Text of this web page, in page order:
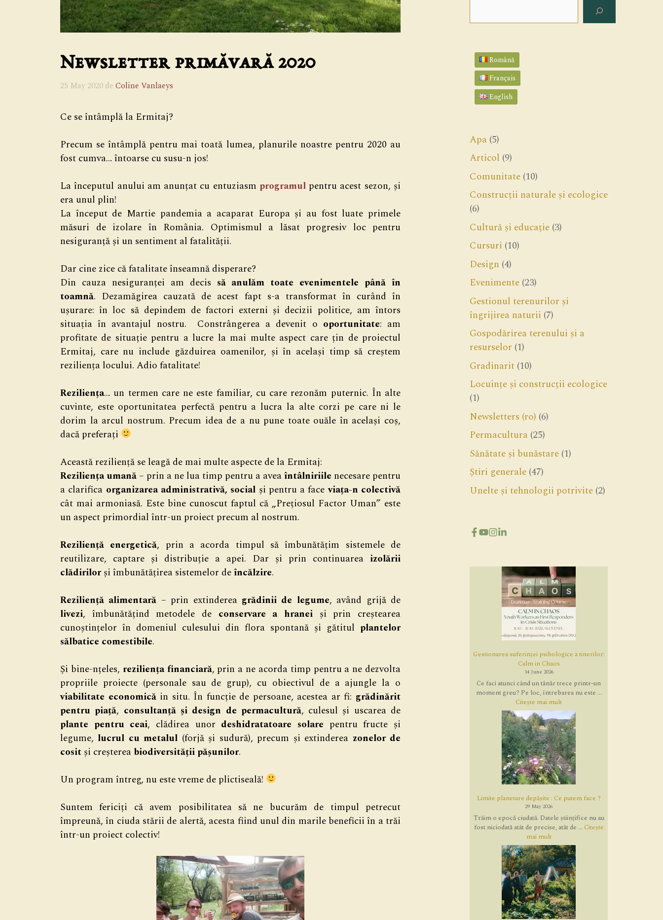
Newsletter primăvară 2020
25 May 2020 de Coline Vanlaeys
Ce se întâmplă la Ermitaj?
Precum se întâmplă pentru mai toată lumea, planurile noastre pentru 2020 au
fost cumva… întoarse cu susu-n jos!
La începutul anului am anunțat cu entuziasm programul pentru acest sezon, și
era unul plin!
La început de Martie pandemia a acaparat Europa și au fost luate primele
măsuri de izolare în România. Optimismul a lăsat progresiv loc pentru
nesiguranță și un sentiment al fatalității.
Dar cine zice că fatalitate înseamnă disperare?
Din cauza nesiguranței am decis să anulăm toate evenimentele până în
toamnă. Dezamăgirea cauzată de acest fapt s-a transformat în curând în
ușurare: în loc să depindem de factori externi și decizii politice, am întors
situația în avantajul nostru. Constrângerea a devenit o oportunitate: am
profitate de situație pentru a lucre la mai multe aspect care țin de proiectul
Ermitaj, care nu include găzduirea oamenilor, și în același timp să creștem
reziliența locului. Adio fatalitate!
Reziliența… un termen care ne este familiar, cu care rezonăm puternic. În alte
cuvinte, este oportunitatea perfectă pentru a lucra la alte corzi pe care ni le
dorim la arcul nostrum. Precum idea de a nu pune toate ouăle în același coș,
dacă preferați
Această reziliență se leagă de mai multe aspecte de la Ermitaj:
Reziliența umană – prin a ne lua timp pentru a aveaîntâlniriile necesare pentru
a clarifica organizarea administrativă, social și pentru a faceviața-n colectivă
cât mai armoniasă. Este bine cunoscut faptul că „Prețiosul Factor Uman” este
un aspect primordial într-un proiect precum al nostrum.
Reziliență energetică, prin a acorda timpul să îmbunătățim sistemele de
reutilizare, captare și distribuție a apei. Dar și prin continuarea izolării
clădirilorși îmbunătățirea sistemelor deîncălzire.
Reziliență alimentară – prin extinderea grădinii de legume, având grijă de
livezi, îmbunătățind metodele de conservare a hranei și prin creștearea
cunoștințelor în domeniul culesului din flora spontană și gătitul plantelor
sălbatice comestibile.
Și bine-nțeles, reziliența financiară, prin a ne acorda timp pentru a ne dezvolta
propriile proiecte (personale sau de grup), cu obiectivul de a ajungle la o
viabilitate economicăin situ. În funcție de persoane, acestea ar fi: grădinărit
pentru piață, consultanță și design de permacultură, culesul și uscarea de
plante pentru ceai, clădirea unor deshidratatoare solare pentru fructe și
legume,lucrul cu metalul (forjă și sudură), precum și extinderea zonelor de
cosit și creșterea biodiversității pășunilor.
Un program întreg, nu este vreme de plictiseală!
Suntem fericiți că avem posibilitatea să ne bucurăm de timpul petrecut
împreună, în ciuda stării de alertă, acesta fiind unul din marile beneficii în a trăi
într-un proiect colectiv!
Română
Français
English
Apa (5)
Articol (9)
Comunitate (10)
Construcții naturale și ecologice
(6)
Cultură și educație (3)
Cursuri (10)
Design (4)
Evenimente (23)
Gestionul terenurilor și
îngrijirea naturii (7)
Gospodărirea terenului și a
resurselor (1)
Gradinarit (10)
Locuințe și construcții ecologice
(1)
Newsletters (ro) (6)
Permacultura (25)
Sănătate și bunăstare (1)
Știri generale (47)
Unelte și tehnologii potrivite (2)
Gestionarea suferinței psihologice a tinerilor:
Calm in Chaos
14 June 2026
Ce faci atunci când un tânăr trece printr-un
moment greu? Pe loc, întrebarea nu este ...
Citește mai mult
Limite planetare depășite : Ce putem face ?
29 May 2026
Trăim o epocă ciudată. Datele științifice nu au
fost niciodată atât de precise, atât de ... Citește
mai mult